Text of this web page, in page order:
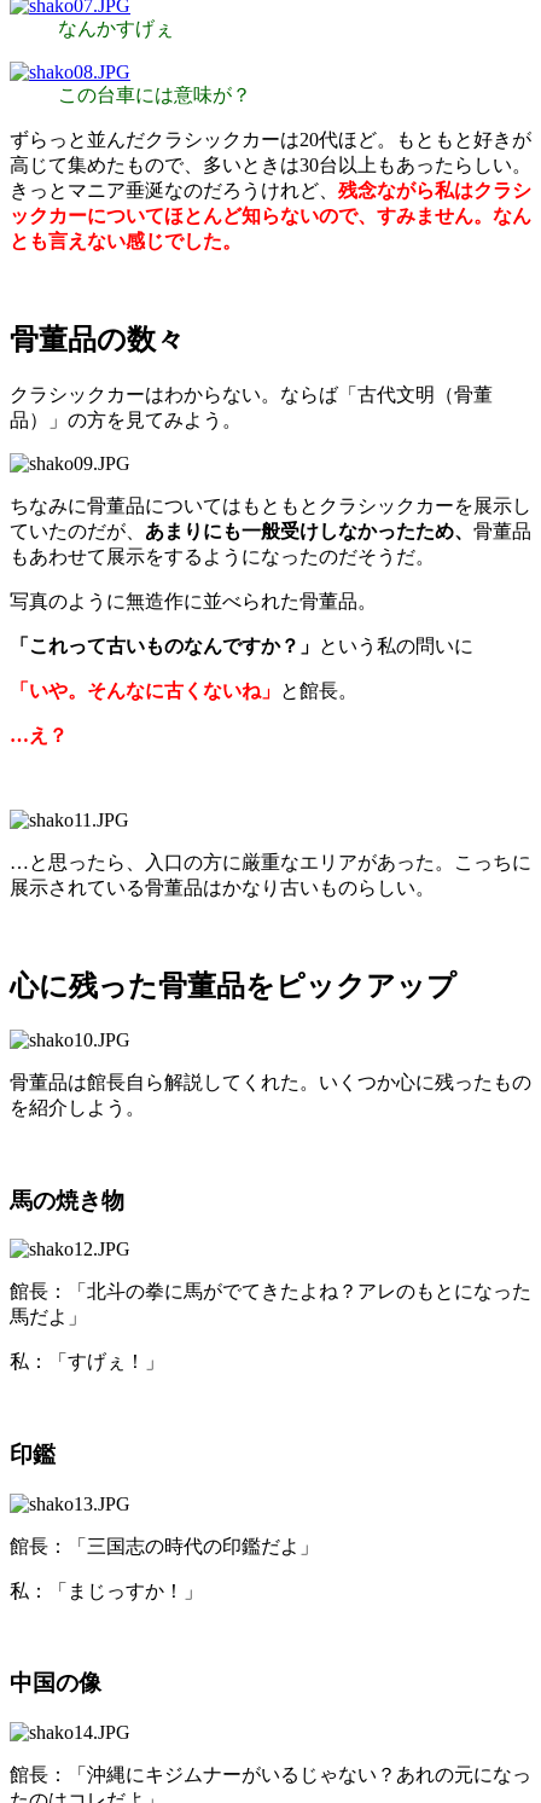
なんかすげぇ
この台車には意味が？
ずらっと並んだクラシックカーは20代ほど。もともと好きが
高じて集めたもので、多いときは30台以上もあったらしい。
きっとマニア垂涎なのだろうけれど、 残念ながら私はクラシ
ックカーについてほとんど知らないので、すみません。なん
とも言えない感じでした。
骨董品の数々
クラシックカーはわからない。ならば「古代文明（骨董
品）」の方を見てみよう。
ちなみに骨董品についてはもともとクラシックカーを展示し
ていたのだが、 あまりにも一般受けしなかったため、 骨董品
もあわせて展示をするようになったのだそうだ。
写真のように無造作に並べられた骨董品。
「これって古いものなんですか？」 という私の問いに
「いや。そんなに古くないね」 と館長。
…え？
…と思ったら、入口の方に厳重なエリアがあった。こっちに
展示されている骨董品はかなり古いものらしい。
心に残った骨董品をピックアップ
骨董品は館長自ら解説してくれた。いくつか心に残ったもの
を紹介しよう。
馬の焼き物
館長：「北斗の拳に馬がでてきたよね？アレのもとになった
馬だよ」
私：「すげぇ！」
印鑑
館長：「三国志の時代の印鑑だよ」
私：「まじっすか！」
中国の像
館長：「沖縄にキジムナーがいるじゃない？あれの元になっ